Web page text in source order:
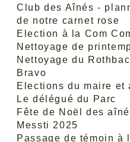
Club des Aînés -
de notre carnet rose
Election à la Com
Nettoyage de
Nettoyage du
Bravo
Elections du maire et
Le délégué du Parc
Fête de Noël des
Messti 2025
Passage de témoin à